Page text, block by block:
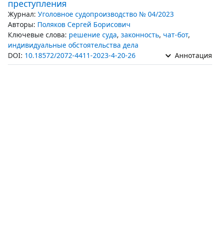
преступления
Журнал: Уголовное судопроизводство № 04/2023
Авторы: Поляков Сергей Борисович
Ключевые слова: решение суда, законность, чат-бот,
индивидуальные обстоятельства дела
DOI: 10.18572/2072-4411-2023-4-20-26 Аннотация